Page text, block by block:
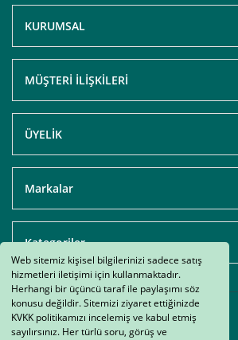
Web sitemiz kişisel bilgilerinizi sadece satış
hizmetleri iletişimi için kullanmaktadır.
Herhangi bir üçüncü taraf ile paylaşımı söz
konusu değildir. Sitemizi ziyaret ettiğinizde
KVKK politikamızı incelemiş ve kabul etmiş
sayılırsınız. Her türlü soru, görüş ve
KURUMSAL
MÜŞTERİ İLİŞKİLERİ
ÜYELİK
Markalar
Kategoriler